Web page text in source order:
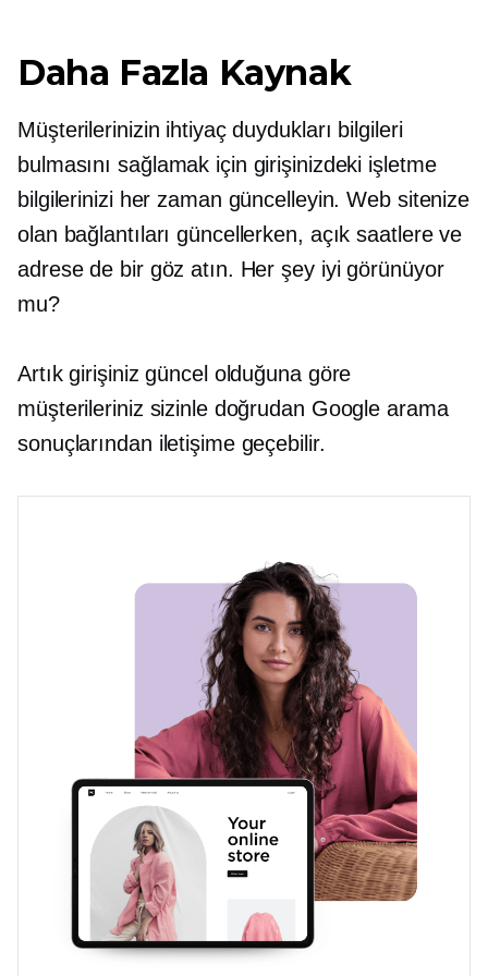
Daha Fazla Kaynak
Müşterilerinizin ihtiyaç duydukları bilgileri
bulmasını sağlamak için girişinizdeki işletme
bilgilerinizi her zaman güncelleyin. Web sitenize
olan bağlantıları güncellerken, açık saatlere ve
adrese de bir göz atın. Her şey iyi görünüyor
mu?
Artık girişiniz güncel olduğuna göre
müşterileriniz sizinle doğrudan Google arama
sonuçlarından iletişime geçebilir.